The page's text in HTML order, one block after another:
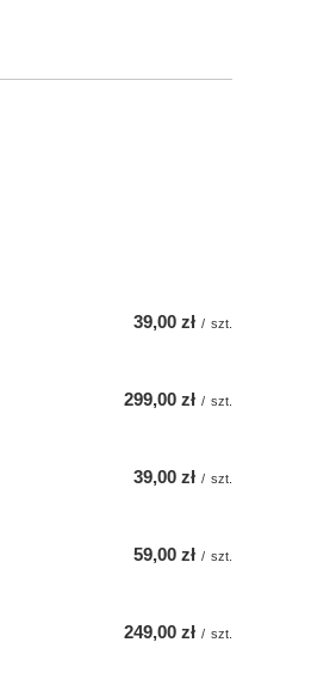
39,00 zł / szt.
299,00 zł / szt.
39,00 zł / szt.
59,00 zł / szt.
249,00 zł / szt.